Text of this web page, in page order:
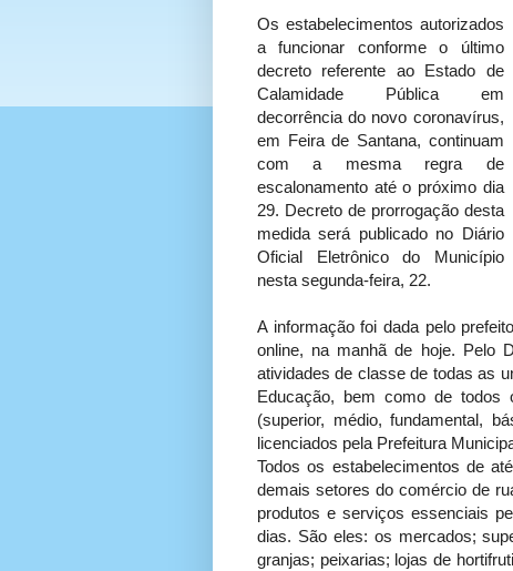
Os estabelecimentos autorizados
a funcionar conforme o último
decreto referente ao Estado de
Calamidade Pública em
decorrência do novo coronavírus,
em Feira de Santana, continuam
com a mesma regra de
escalonamento até o próximo dia
29. Decreto de prorrogação desta
medida será publicado no Diário
Oficial Eletrônico do Município
nesta segunda-feira, 22.
A informação foi dada pelo
online, na manhã de hoje. Pelo
atividades de classe de todas as
Educação, bem como de todos
(superior, médio, fundamental,
licenciados pela Prefeitura
Todos os estabelecimentos de
demais setores do comércio de
produtos e serviços essenciais
dias. São eles: os mercados;
granjas; peixarias; lojas de